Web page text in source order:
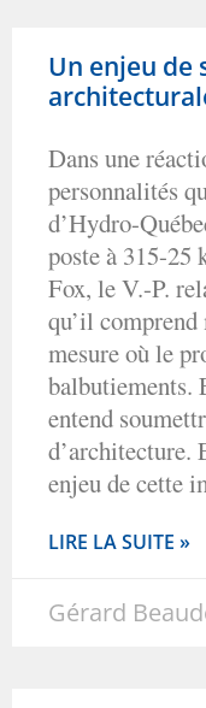
Un enjeu de
Dans une
personnalités
d’Hydro-
poste à 315-
Fox, le V.-P.
qu’il
mesure où le
balbutiements.
entend
d’architecture.
enjeu de cette
LIRE LA SUITE »
Gérard